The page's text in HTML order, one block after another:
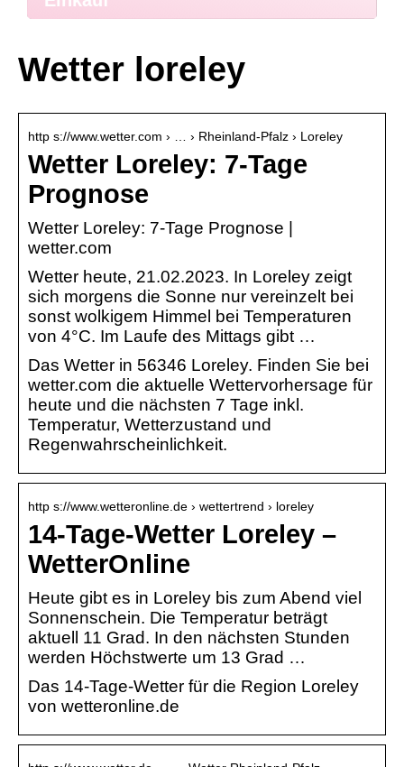
Wetter loreley
http s://www.wetter.com › … › Rheinland-Pfalz › Loreley
Wetter Loreley: 7-Tage
Prognose
Wetter Loreley: 7-Tage Prognose |
wetter.com
Wetter heute, 21.02.2023. In Loreley zeigt
sich morgens die Sonne nur vereinzelt bei
sonst wolkigem Himmel bei Temperaturen
von 4°C. Im Laufe des Mittags gibt …
Das Wetter in 56346 Loreley. Finden Sie bei
wetter.com die aktuelle Wettervorhersage für
heute und die nächsten 7 Tage inkl.
Temperatur, Wetterzustand und
Regenwahrscheinlichkeit.
http s://www.wetteronline.de › wettertrend › loreley
14-Tage-Wetter Loreley –
WetterOnline
Heute gibt es in Loreley bis zum Abend viel
Sonnenschein. Die Temperatur beträgt
aktuell 11 Grad. In den nächsten Stunden
werden Höchstwerte um 13 Grad …
Das 14-Tage-Wetter für die Region Loreley
von wetteronline.de